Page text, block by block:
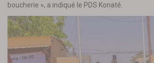
boucherie », a indiqué le PDS Konaté.